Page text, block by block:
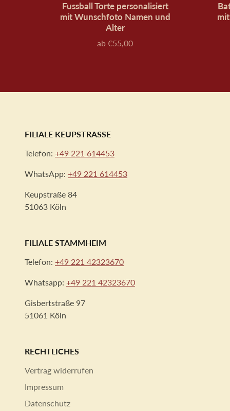
Fussball Torte personalisiert
mit Wunschfoto Namen und
Alter
Preis
ab €55,00
FILIALE KEUPSTRASSE
Telefon: +49 221 614453
WhatsApp: +49 221 614453
Keupstraße 84
51063 Köln
FILIALE STAMMHEIM
Telefon: +49 221 42323670
Whatsapp: +49 221 42323670
Gisbertstraße 97
51061 Köln
RECHTLICHES
Vertrag widerrufen
Impressum
Datenschutz